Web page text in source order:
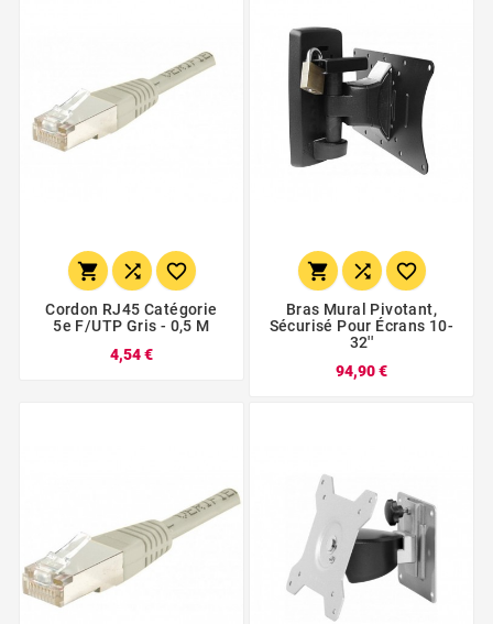
  
Cordon RJ45 Catégorie
5e F/UTP Gris - 0,5 M
4,54 €
  
Bras Mural Pivotant,
Sécurisé Pour Écrans 10-
32''
94,90 €